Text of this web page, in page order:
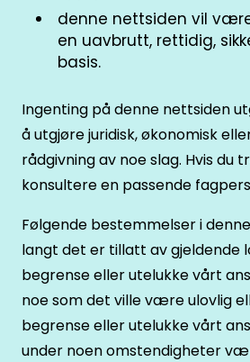
denne nettsiden vil
en uavbrutt, rettidig,
basis.
Ingenting på denne nettsiden
å utgjøre juridisk, økonomisk
rådgivning av noe slag. Hvis du
konsultere en passende
Følgende bestemmelser i
langt det er tillatt av gjeldende
begrense eller utelukke vårt
noe som det ville være ulovlig
begrense eller utelukke vårt
under noen omstendigheter